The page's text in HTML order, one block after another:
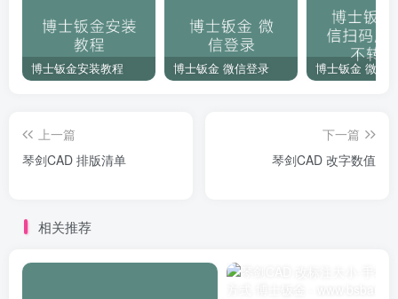
博士钣金安装教程 博士钣金 微信登录
上一篇
琴剑CAD 排版清单
下一篇
琴剑CAD 改字数值
相关推荐